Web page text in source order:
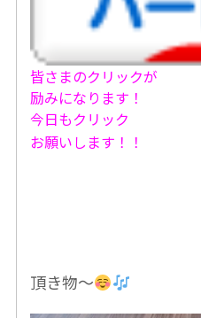
皆さまのクリックが
励みになります！
今日もクリック
お願いします！！
頂き物〜